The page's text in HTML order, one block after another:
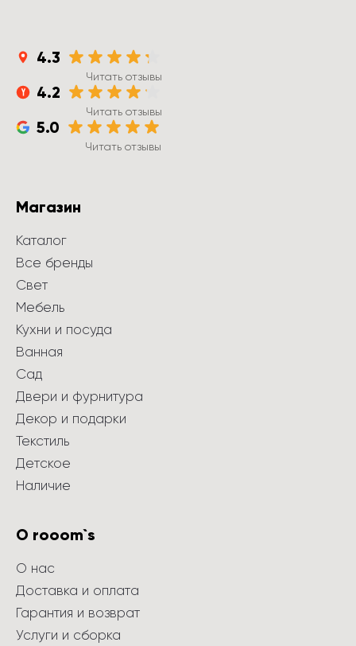
4.3
Читать отзывы
4.2
Читать отзывы
5.0
Читать отзывы
Магазин
Каталог
Все бренды
Свет
Мебель
Кухни и посуда
Ванная
Сад
Двери и фурнитура
Декор и подарки
Текстиль
Детское
Наличие
О rooom`s
О нас
Доставка и оплата
Гарантия и возврат
Услуги и сборка